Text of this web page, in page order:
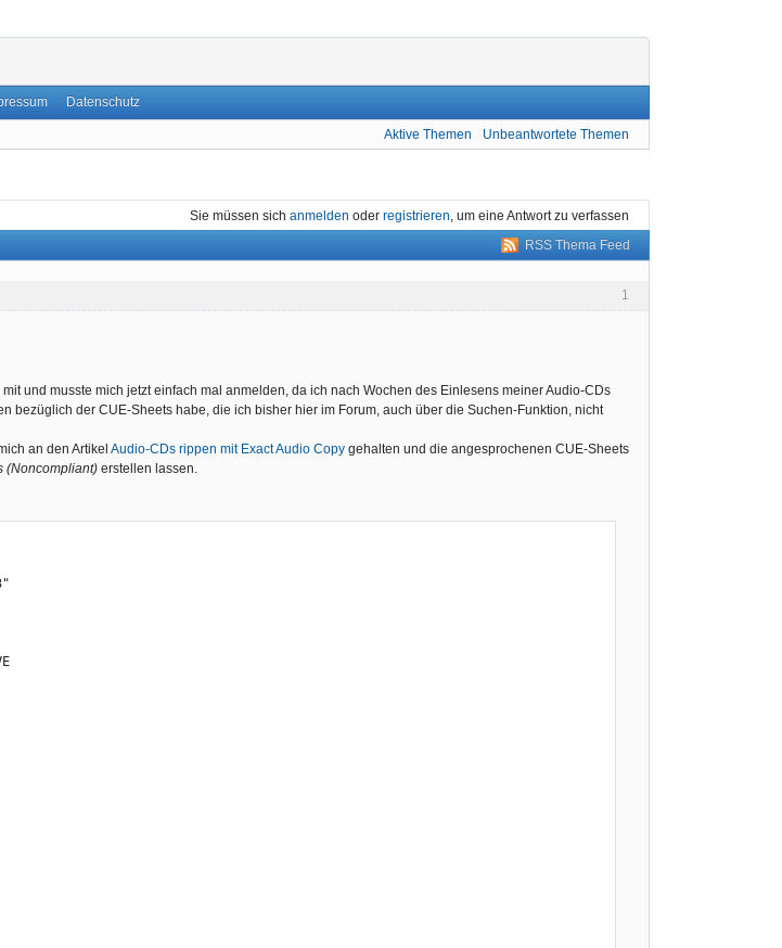
Datenschutz
Aktive Themen Unbeantwortete Themen
Sie müssen sich anmelden oder registrieren , um eine Antwort zu verfassen
RSS Thema Feed
1
und musste mich jetzt einfach mal anmelden, da ich nach Wochen des Einlesens meiner Audio-CDs
bezüglich der CUE-Sheets habe, die ich bisher hier im Forum, auch über die Suchen-Funktion, nicht
an den Artikel Audio-CDs rippen mit Exact Audio Copy gehalten und die angesprochenen CUE-Sheets
(Noncompliant) erstellen lassen.